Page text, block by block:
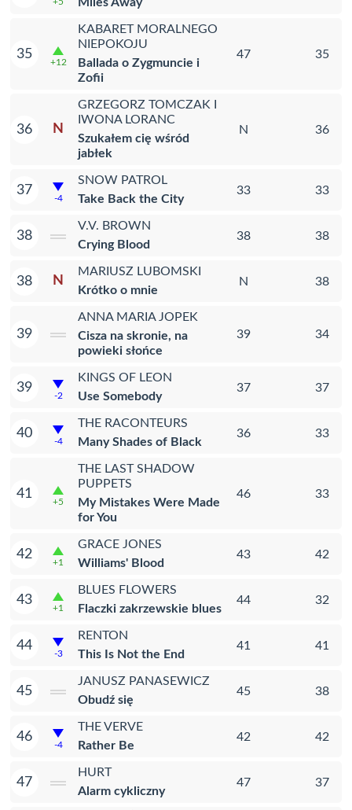
35
+12
KABARET MORALNEGO
NIEPOKOJU
Ballada o Zygmuncie i
Zofii
47 35
36 N
GRZEGORZ TOMCZAK I
IWONA LORANC
Szukałem cię wśród
jabłek
N 36
37
-4
SNOW PATROL
Take Back the City
33 33
38
V.V. BROWN
Crying Blood
38 38
38 N
MARIUSZ LUBOMSKI
Krótko o mnie
N 38
39
ANNA MARIA JOPEK
Cisza na skronie, na
powieki słońce
39 34
39
-2
KINGS OF LEON
Use Somebody
37 37
40
-4
THE RACONTEURS
Many Shades of Black
36 33
41
+5
THE LAST SHADOW
PUPPETS
My Mistakes Were Made
for You
46 33
42
+1
GRACE JONES
Williams' Blood
43 42
43
+1
BLUES FLOWERS
Flaczki zakrzewskie blues
44 32
44
-3
RENTON
This Is Not the End
41 41
45
JANUSZ PANASEWICZ
Obudź się
45 38
46
-4
THE VERVE
Rather Be
42 42
47
HURT
Alarm cykliczny
47 37